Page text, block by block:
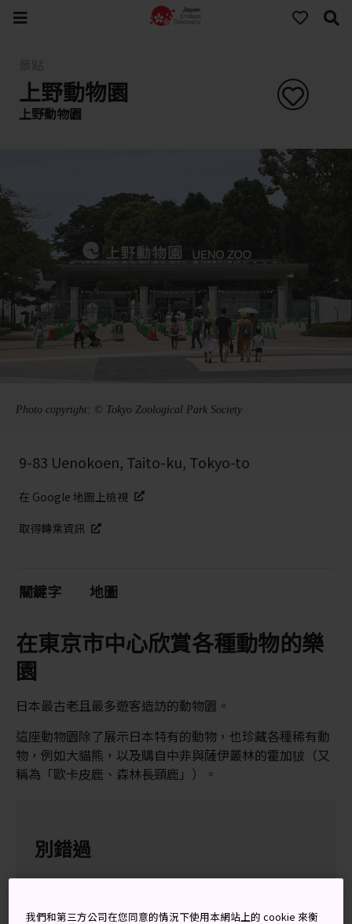
上野動物園
上野動物園
Photo copyright: © Tokyo Zoological Park Society
9-83 Uenokoen, Taito-ku, Tokyo-to
在 Google 地圖上檢視
取得轉乘資訊
關鍵字 地圖
在東京市中心欣賞各種動物的樂
園
日本最古老且最多遊客造訪的動物園。
這座動物園除了展示日本特有的動物，也珍藏各種稀有動
物，例如大貓熊，以及購自中非與薩伊叢林的霍加狓（又
稱為「歐卡皮鹿、森林長頸鹿」）。
別錯過
上野動物園的「猿山」是日本現存最古老的猴山
我們和第三方公司在您同意的情況下使用本網站上的 cookie 來衡